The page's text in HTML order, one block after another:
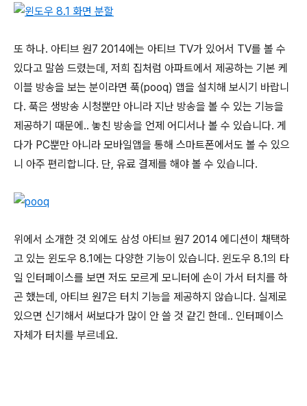
또 하나. 아티브 원7 2014에는 아티브 TV가 있어서 TV를 볼 수
있다고 말씀 드렸는데, 저희 집처럼 아파트에서 제공하는 기본 케
이블 방송을 보는 분이라면 푹(pooq) 앱을 설치해 보시기 바랍니
다. 푹은 생방송 시청뿐만 아니라 지난 방송을 볼 수 있는 기능을
제공하기 때문에.. 놓친 방송을 언제 어디서나 볼 수 있습니다. 게
다가 PC뿐만 아니라 모바일앱을 통해 스마트폰에서도 볼 수 있으
니 아주 편리합니다. 단, 유료 결제를 해야 볼 수 있습니다.
위에서 소개한 것 외에도 삼성 아티브 원7 2014 에디션이 채택하
고 있는 윈도우 8.1에는 다양한 기능이 있습니다. 윈도우 8.1의 타
일 인터페이스를 보면 저도 모르게 모니터에 손이 가서 터치를 하
곤 했는데, 아티브 원7은 터치 기능을 제공하지 않습니다. 실제로
있으면 신기해서 써보다가 많이 안 쓸 것 같긴 한데.. 인터페이스
자체가 터치를 부르네요.